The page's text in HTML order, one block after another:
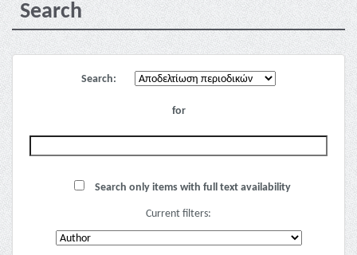
Search
Search:
for
Search only items with full text availability
Current filters: